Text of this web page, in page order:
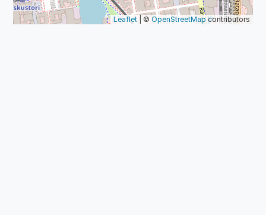
Leaflet| © OpenStreetMap contributors